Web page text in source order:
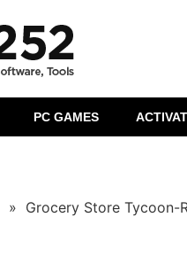
PC GAMES
» Grocery Store Tycoon-